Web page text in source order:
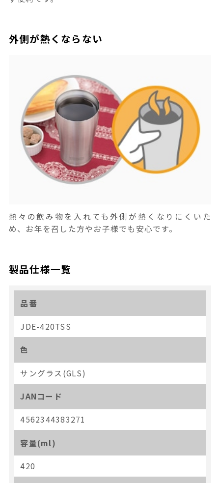
外側が熱くならない
熱々の飲み物を入れても外側が熱くなりにくいた
め、お年を召した方やお子様でも安心です。
製品仕様一覧
品番
JDE-420TSS
色
サングラス(GLS)
JANコード
4562344383271
容量(ml)
420